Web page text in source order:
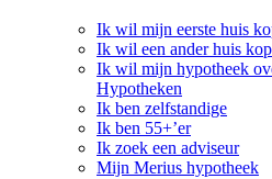
Ik wil mijn eerste huis
Ik wil een ander huis
Ik wil mijn hypotheek
Hypotheken
Ik ben zelfstandige
Ik ben 55+’er
Ik zoek een adviseur
Mijn Merius hypotheek